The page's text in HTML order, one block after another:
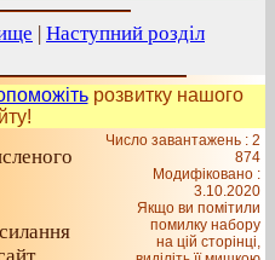
| Наступний розділ
розвитку нашого
Число завантажень : 2
874
Модифіковано :
3.10.2020
Якщо ви помітили
помилку набору
на цiй сторiнцi,